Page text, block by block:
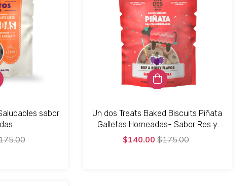
sabor
Un dos Treats Baked Biscuits Piñata
Galletas Horneadas- Sabor Res y
Moras
$140.00$175.00